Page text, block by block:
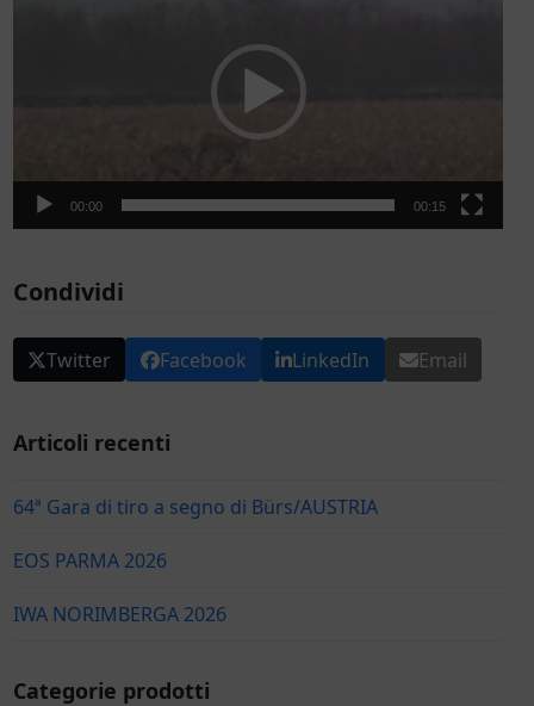
00:00 00:15
Condividi
Twitter Facebook LinkedIn Email
Articoli recenti
64ª Gara di tiro a segno di Bürs/AUSTRIA
EOS PARMA 2026
IWA NORIMBERGA 2026
Categorie prodotti